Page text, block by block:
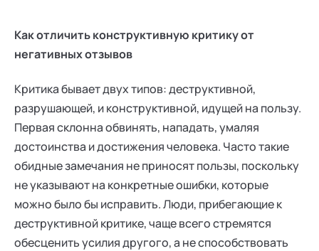
"родитель - подросток" в
выборе творческого
Как отличить конструктивную критику от
негативных отзывов
Критика бывает двух типов: деструктивной,
разрушающей, и конструктивной, идущей на пользу.
Первая склонна обвинять, нападать, умаляя
достоинства и достижения человека. Часто такие
обидные замечания не приносят пользы, поскольку
не указывают на конкретные ошибки, которые
можно было бы исправить. Люди, прибегающие к
деструктивной критике, чаще всего стремятся
обесценить усилия другого, а не способствовать